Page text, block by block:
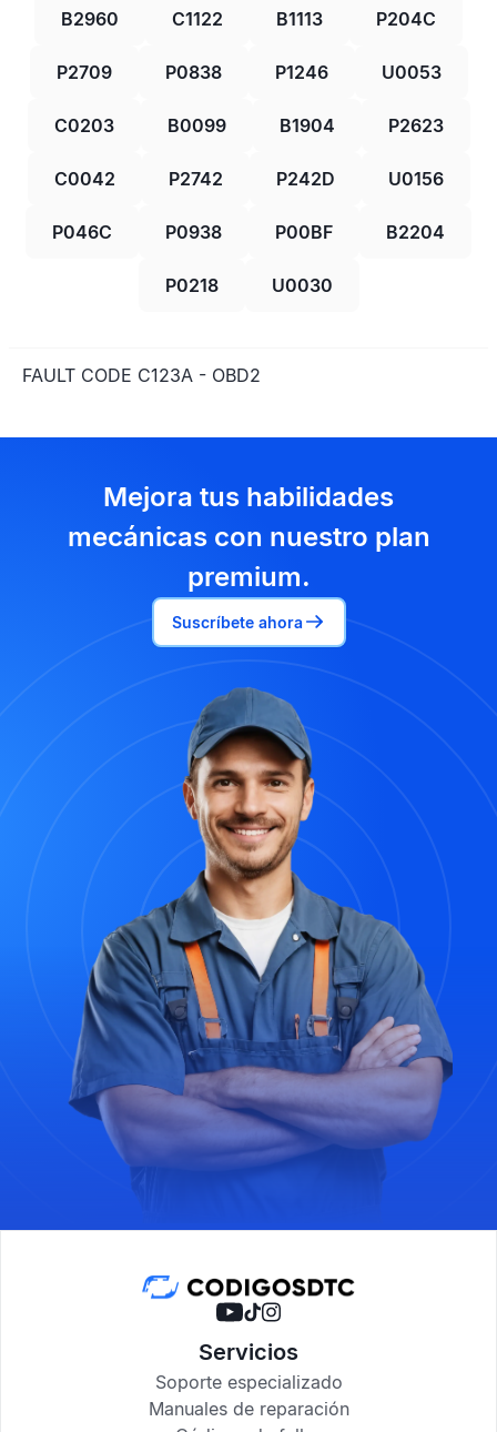
B2960 C1122 B1113 P204C
P2709 P0838 P1246 U0053
C0203 B0099 B1904 P2623
C0042 P2742 P242D U0156
P046C P0938 P00BF B2204
P0218 U0030
FAULT CODE C123A - OBD2
Mejora tus habilidades
mecánicas con nuestro plan
premium.
Suscríbete ahora
Servicios
Soporte especializado
Manuales de reparación